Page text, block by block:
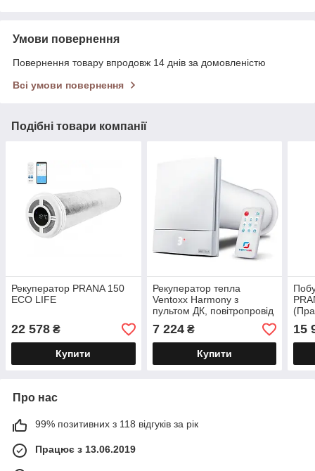
Умови повернення
Повернення товару впродовж 14 днів за домовленістю
Всі умови повернення
Подібні товари компанії
Рекуператор PRANA 150
ECO LIFE
22 578 ₴
Купити
Рекуператор тепла
Ventoxx Harmony з
пультом ДК, повітропровід
0,5 м (ВЕНТОКС)
7 224₴
Купити
15
Про нас
99% позитивних з 118 відгуків за рік
Працює з 13.06.2019